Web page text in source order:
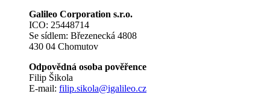
Galileo Corporation s.r.o.
ICO: 25448714
Se sídlem: Březenecká 4808
430 04 Chomutov
Odpovědná osoba pověřence
Filip Šikola
E-mail: filip.sikola@igalileo.cz